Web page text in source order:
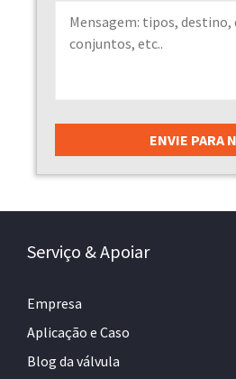
Serviço & Apoiar
Empresa
Aplicação e Caso
Blog da válvula